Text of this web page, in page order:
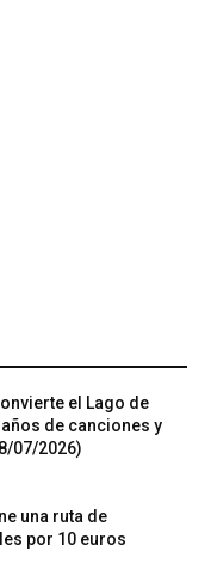
el Lago de
de canciones y
07/2026)
una ruta de
por 10 euros